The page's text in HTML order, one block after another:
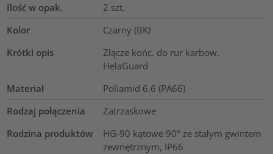
Ilość w opak.
2 szt.
Kolor
Czarny (BK)
Krótki opis
Złącze końc. do rur karbow.
HelaGuard
Materiał
Poliamid 6.6 (PA66)
Rodzaj połączenia
Zatrzaskowe
Rodzina produktów
HG-90 kątowe 90° ze stałym gwintem
zewnętrznym, IP66